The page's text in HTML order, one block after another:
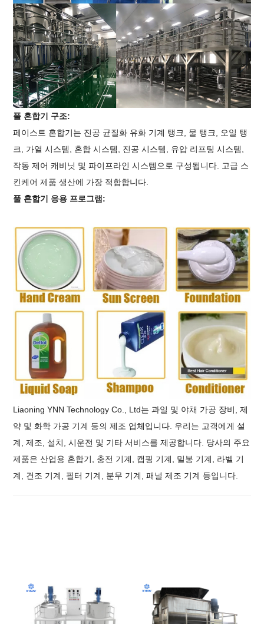
풀 혼합기 구조:
페이스트 혼합기는 진공 균질화 유화 기계 탱크, 물 탱크, 오일 탱
크, 가열 시스템, 혼합 시스템, 진공 시스템, 유압 리프팅 시스템,
작동 제어 캐비닛 및 파이프라인 시스템으로 구성됩니다. 고급 스
킨케어 제품 생산에 가장 적합합니다.
풀 혼합기 응용 프로그램:
Liaoning YNN Technology Co., Ltd는 과일 및 야채 가공 장비, 제
약 및 화학 가공 기계 등의 제조 업체입니다. 우리는 고객에게 설
계, 제조, 설치, 시운전 및 기타 서비스를 제공합니다. 당사의 주요
제품은 산업용 혼합기, 충전 기계, 캡핑 기계, 밀봉 기계, 라벨 기
계, 건조 기계, 필터 기계, 분무 기계, 패널 제조 기계 등입니다.